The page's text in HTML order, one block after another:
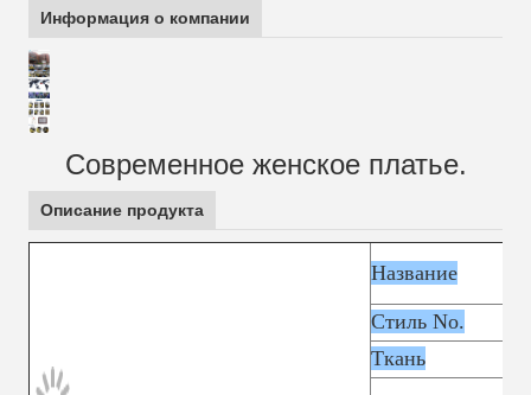
Информация о компании
Современное женское платье.
Описание продукта
Название
Стиль No.
Ткань